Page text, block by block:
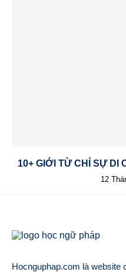
10+ GIỚI TỪ CHỈ SỰ DI
12
Hocnguphap.com là website